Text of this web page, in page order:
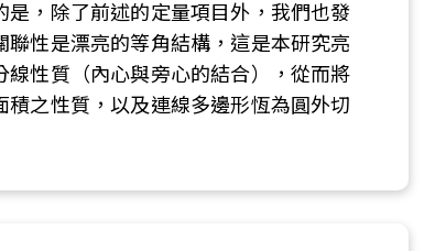
，除了前述的定量項目外，我們也發
性是漂亮的等角結構，這是本研究亮
性質（內心與旁心的結合），從而將
之性質，以及連線多邊形恆為圓外切